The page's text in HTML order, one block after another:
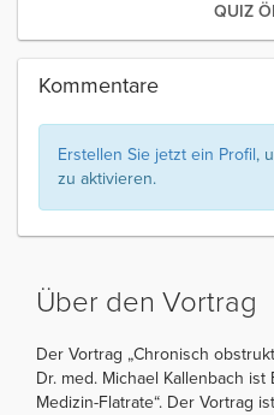
QUIZ
Kommentare
Erstellen Sie jetzt ein Profil,
zu aktivieren.
Über den Vortrag
Der Vortrag „Chronisch
Dr. med. Michael Kallenbach
Medizin-Flatrate“. Der Vortrag